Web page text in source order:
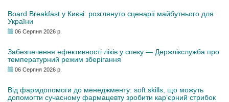
Board Breakfast у Києві: розглянуто сценарії майбутнього для
України
06 Серпня 2026 р.
Забезпечення ефективності ліків у спеку — Держлікслужба про
температурний режим зберігання
06 Серпня 2026 р.
Від фармдопомоги до менеджменту: soft skills, що можуть
допомогти сучасному фармацевту зробити кар’єрний стрибок